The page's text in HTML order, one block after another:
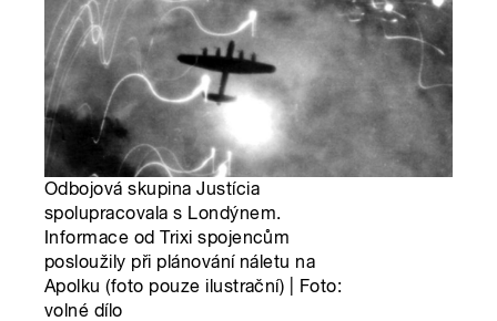
Odbojová skupina Justícia
spolupracovala s Londýnem.
Informace od Trixi spojencům
posloužily při plánování náletu na
Apolku (foto pouze ilustrační) | Foto:
volné dílo